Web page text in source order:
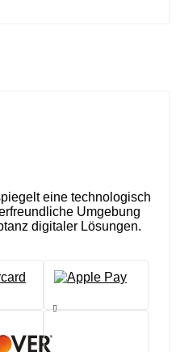
eine technologisch
Umgebung
digitaler Lösungen.